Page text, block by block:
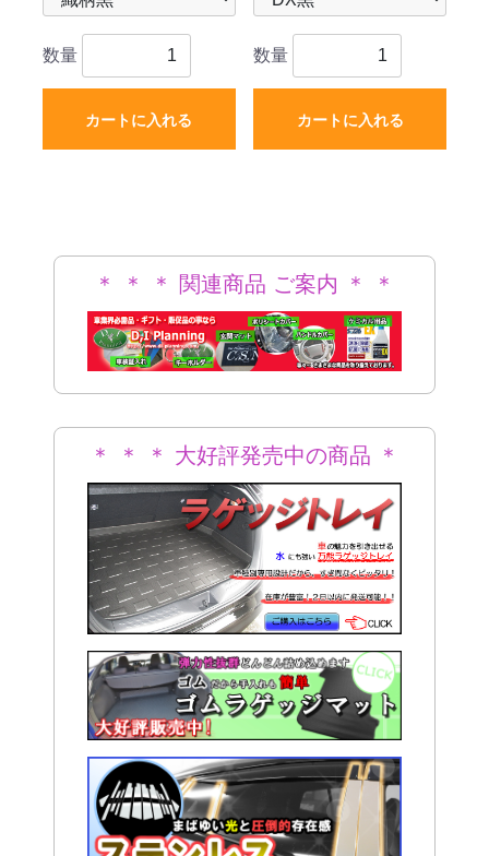
数量
カートに入れる
数量
カートに入れる
＊ ＊ ＊ 関連商品 ご案内 ＊ ＊
＊
＊ ＊ ＊ 大好評発売中の商品 ＊
＊ ＊